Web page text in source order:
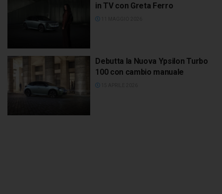
in TV con Greta Ferro
Debutta la Nuova Ypsilon Turbo
100 con cambio manuale